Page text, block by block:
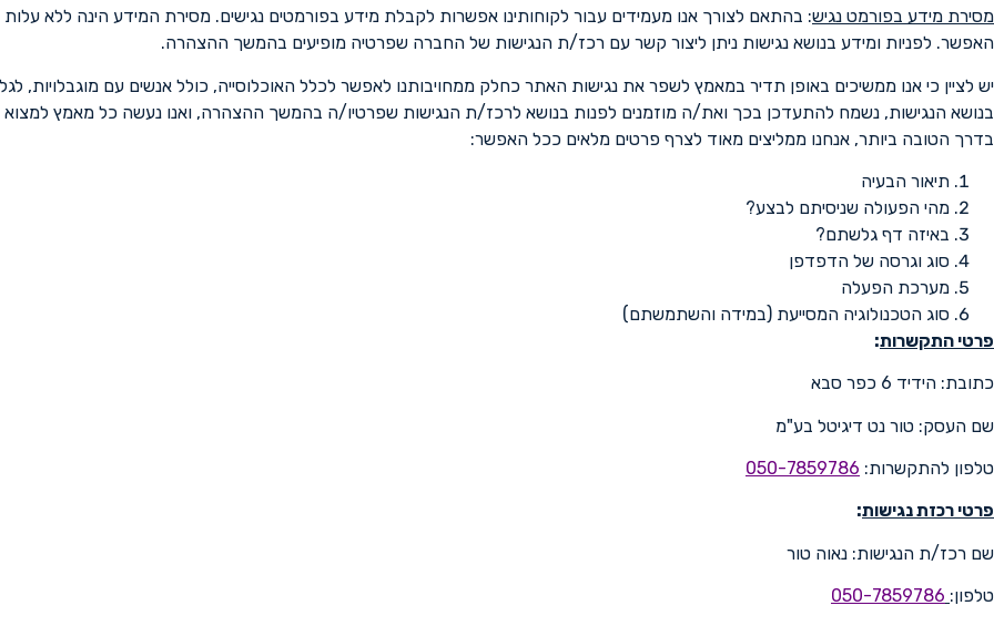
מסירת מידע בפורמט נגיש: בהתאם לצורך אנו מעמידים עבור לקוחותינו אפשרות לקבלת מידע בפורמטים נגישים. מסירת המידע הינה ללא
האפשר. לפניות ומידע בנושא נגישות ניתן ליצור קשר עם רכז/ת הנגישות של החברה שפרטיה מופיעים בהמשך ההצהרה.
יש לציין כי אנו ממשיכים באופן תדיר במאמץ לשפר את נגישות האתר כחלק ממחויבותנו לאפשר לכלל האוכלוסייה, כולל אנשים עם
בנושא הנגישות, נשמח להתעדכן בכך ואת/ה מוזמנים לפנות בנושא לרכז/ת הנגישות שפרטיו/ה בהמשך ההצהרה, ואנו נעשה כל מאמץ
בדרך הטובה ביותר, אנחנו ממליצים מאוד לצרף פרטים מלאים ככל האפשר:
תיאור הבעיה
מהי הפעולה שניסיתם לבצע?
באיזה דף גלשתם?
סוג וגרסה של הדפדפן
מערכת הפעלה
סוג הטכנולוגיה המסייעת (במידה והשתמשתם)
פרטי התקשרות:
כתובת: הידיד 6 כפר סבא
שם העסק: טור נט דיגיטל בע"מ
טלפון להתקשרות: 050-7859786
פרטי רכזת נגישות:
שם רכז/ת הנגישות: נאוה טור
טלפון: 050-7859786